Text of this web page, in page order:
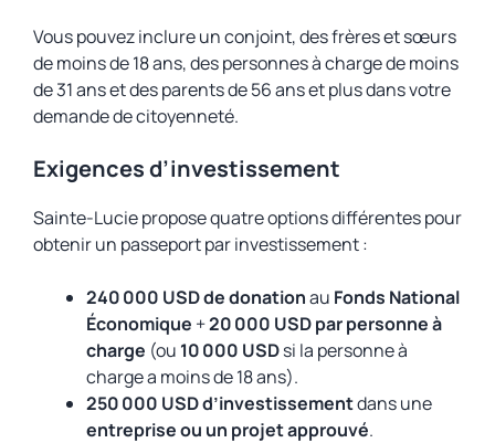
Vous pouvez inclure un conjoint, des frères et sœurs
de moins de 18 ans, des personnes à charge de moins
de 31 ans et des parents de 56 ans et plus dans votre
demande de citoyenneté.
Exigences d’investissement
Sainte-Lucie propose quatre options différentes pour
obtenir un passeport par investissement :
240 000 USD de donationau Fonds National
Économique +20 000 USD par personne à
charge (ou 10 000 USDsi la personne à
charge a moins de 18 ans).
250 000 USD d’investissementdans une
entreprise ou un projet approuvé.